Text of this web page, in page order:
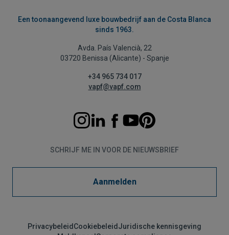
Een toonaangevend luxe bouwbedrijf aan de Costa Blanca
sinds 1963.
Avda. País Valencià, 22
03720 Benissa (Alicante) - Spanje
+34 965 734 017
vapf@vapf.com
SCHRIJF ME IN VOOR DE NIEUWSBRIEF
Aanmelden
Privacybeleid Cookiebeleid Juridische kennisgeving